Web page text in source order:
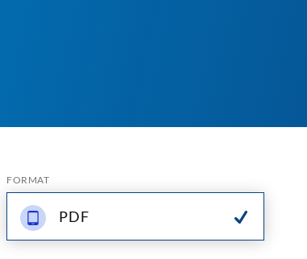
FORMAT
PDF